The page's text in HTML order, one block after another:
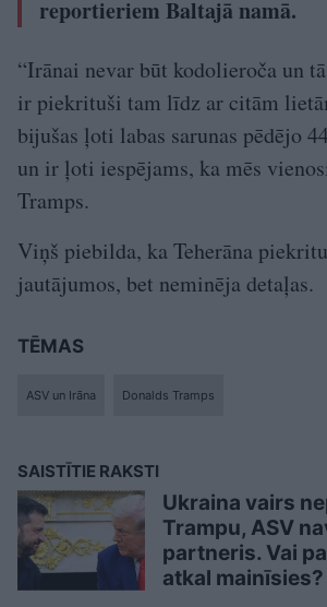
reportieriem Baltajā namā.
“Irānai nevar būt kodolieroča un
ir piekrituši tam līdz ar citām
bijušas ļoti labas sarunas pēdējo
un ir ļoti iespējams, ka mēs
Tramps.
Viņš piebilda, ka Teherāna
jautājumos, bet neminēja detaļas.
TĒMAS
ASV un Irāna Donalds Tramps
SAISTĪTIE RAKSTI
Ukraina vairs
Trampu, ASV
partneris. Vai
atkal mainīsies?